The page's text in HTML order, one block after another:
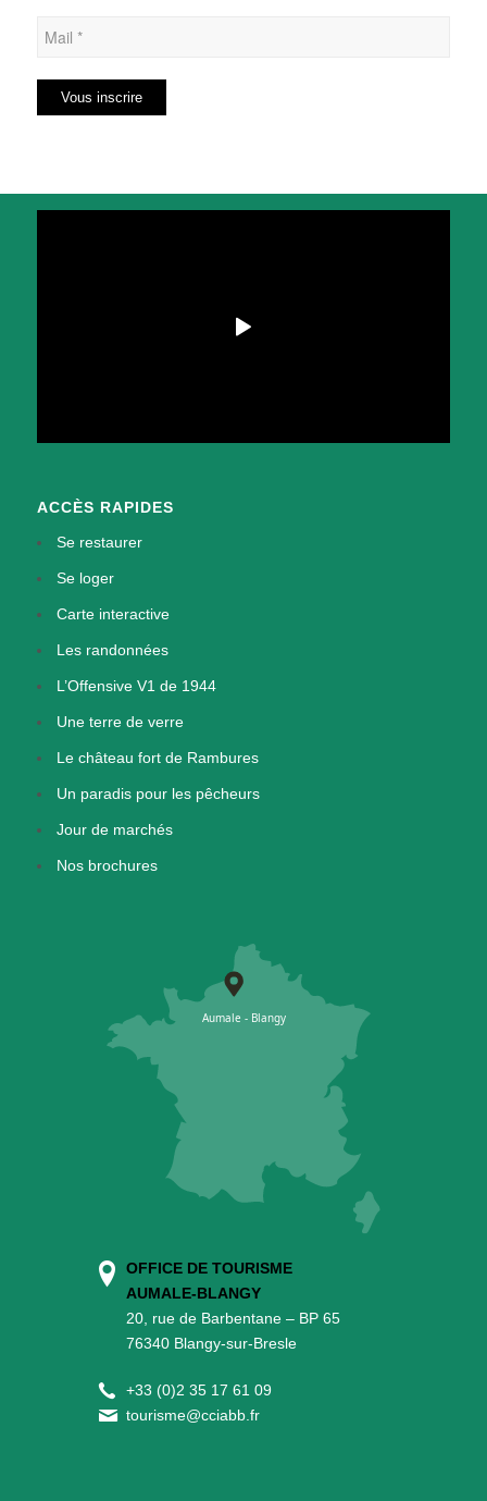
ACCÈS RAPIDES
Se restaurer
Se loger
Carte interactive
Les randonnées
L’Offensive V1 de 1944
Une terre de verre
Le château fort de Rambures
Un paradis pour les pêcheurs
Jour de marchés
Nos brochures
OFFICE DE TOURISME
AUMALE-BLANGY
20, rue de Barbentane – BP 65
76340 Blangy-sur-Bresle
+33 (0)2 35 17 61 09
tourisme@cciabb.fr